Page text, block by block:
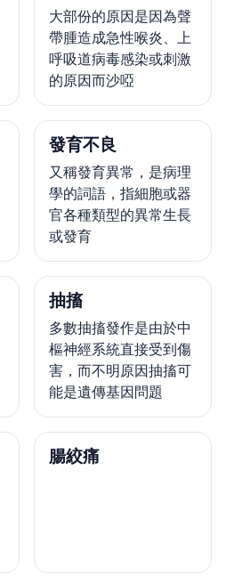
大部份的原因是因為聲
帶腫造成急性喉炎、上
呼吸道病毒感染或刺激
的原因而沙啞
發育不良
又稱發育異常，是病理
學的詞語，指細胞或器
官各種類型的異常生長
或發育
抽搐
多數抽搐發作是由於中
樞神經系統直接受到傷
害，而不明原因抽搐可
能是遺傳基因問題
腸絞痛